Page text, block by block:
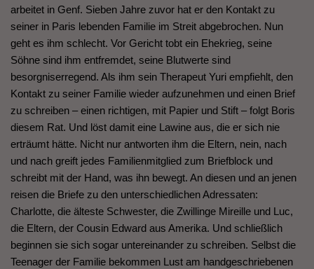
arbeitet in Genf. Sieben Jahre zuvor hat er den Kontakt zu
seiner in Paris lebenden Familie im Streit abgebrochen. Nun
geht es ihm schlecht. Vor Gericht tobt ein Ehekrieg, seine
Söhne sind ihm entfremdet, seine Blutwerte sind
besorgniserregend. Als ihm sein Therapeut Yuri empfiehlt, den
Kontakt zu seiner Familie wieder aufzunehmen und einen Brief
zu schreiben – einen richtigen, mit Papier und Stift – folgt Boris
diesem Rat. Und löst damit eine Lawine aus, die er sich nie
erträumt hätte. Nicht nur antworten ihm die Eltern, nein, nach
und nach greift jedes Familienmitglied zum Briefblock und
schreibt mit der Hand, was ihn bewegt. An diesen und an jenen
reisen die Briefe zu den unterschiedlichen Adressaten:
Charlotte, die älteste Schwester, die Zwillinge Mireille und Luc,
die Eltern, der Cousin Edward aus Amerika. Und schließlich
beginnen sie sich sogar untereinander zu schreiben. Selbst die
Teenager der Familie bekommen Lust am handgeschriebenen